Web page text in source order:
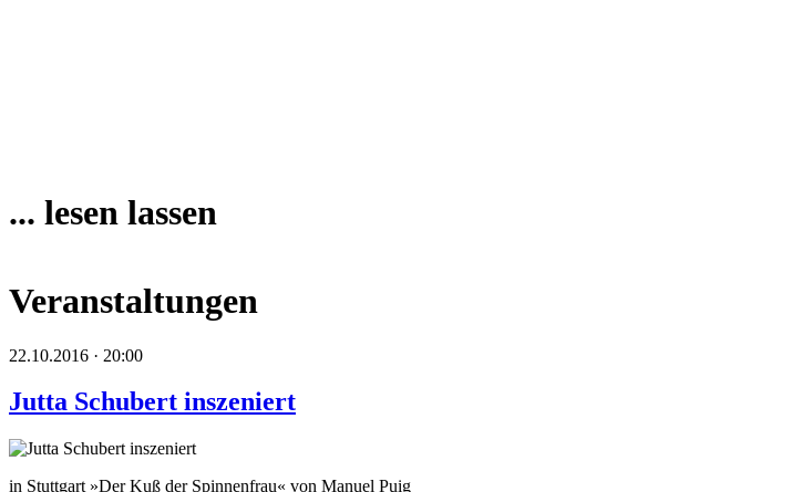
... lesen lassen
Veranstaltungen
22.10.2016 · 20:00
Jutta Schubert inszeniert
in Stuttgart »Der Kuß der Spinnenfrau« von Manuel Puig